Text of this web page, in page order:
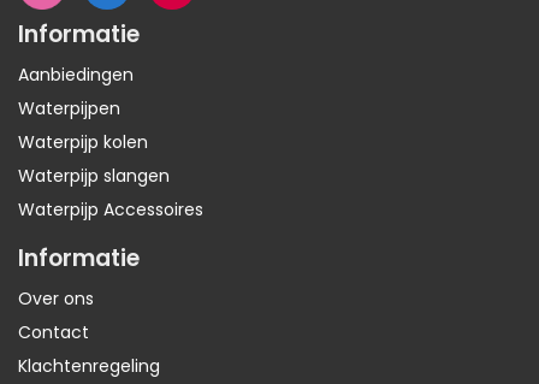
Informatie
Aanbiedingen
Waterpijpen
Waterpijp kolen
Waterpijp slangen
Waterpijp Accessoires
Informatie
Over ons
Contact
Klachtenregeling